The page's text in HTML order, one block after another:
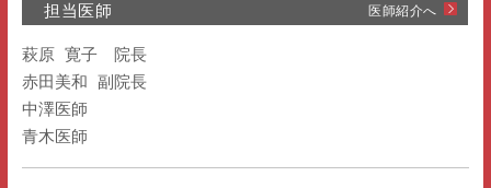
担当医師 医師紹介へ
萩原 寛子　院長
赤田美和 副院長
中澤医師
青木医師